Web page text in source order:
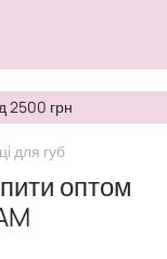
2500 грн
для губ
оптом